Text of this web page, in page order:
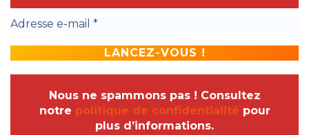
Nous ne spammons pas ! Consultez
notre politique de confidentialité pour
plus d’informations.